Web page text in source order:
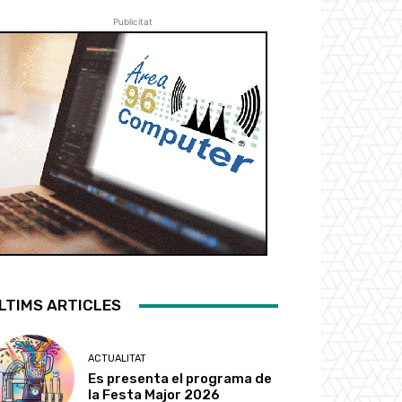
Publicitat
ARTICLES
ACTUALITAT
Es presenta el programa de
la Festa Major 2026